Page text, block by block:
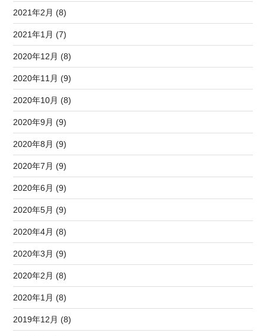
2021年2月 (8)
2021年1月 (7)
2020年12月 (8)
2020年11月 (9)
2020年10月 (8)
2020年9月 (9)
2020年8月 (9)
2020年7月 (9)
2020年6月 (9)
2020年5月 (9)
2020年4月 (8)
2020年3月 (9)
2020年2月 (8)
2020年1月 (8)
2019年12月 (8)